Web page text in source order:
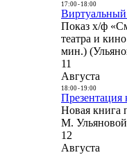
17:00- 18:00
Показ х/ф
театра и
мин.)
11
Августа
18:00- 19:00
Презентация
Новая книга
М.
12
Августа